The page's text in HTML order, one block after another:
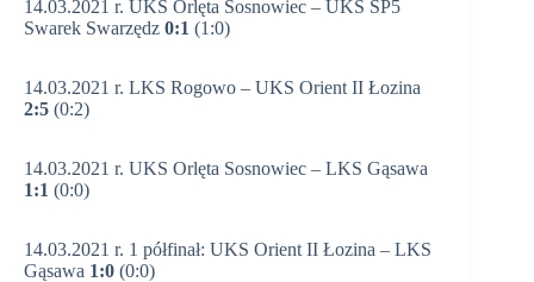
14.03.2021 r. UKS Orlęta Sosnowiec – UKS SP5
Swarek Swarzędz 0:1 (1:0)
14.03.2021 r. LKS Rogowo – UKS Orient II Łozina
2:5 (0:2)
14.03.2021 r. UKS Orlęta Sosnowiec – LKS Gąsawa
1:1 (0:0)
14.03.2021 r. 1 półfinał: UKS Orient II Łozina – LKS
Gąsawa 1:0 (0:0)